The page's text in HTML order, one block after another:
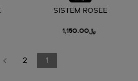
SISTEM ROSEE
﷼1,150.00
1
2